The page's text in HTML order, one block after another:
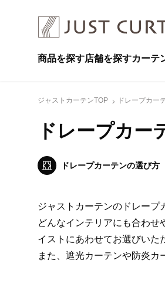
商品を探す店舗を探すカーテ
ジャストカーテンTOP ドレープカー
ドレープカー
ドレープカーテンの選び方
ジャストカーテンのドレープ
どんなインテリアにも合わ
イストにあわせてお選びいた
また、遮光カーテンや防炎カ